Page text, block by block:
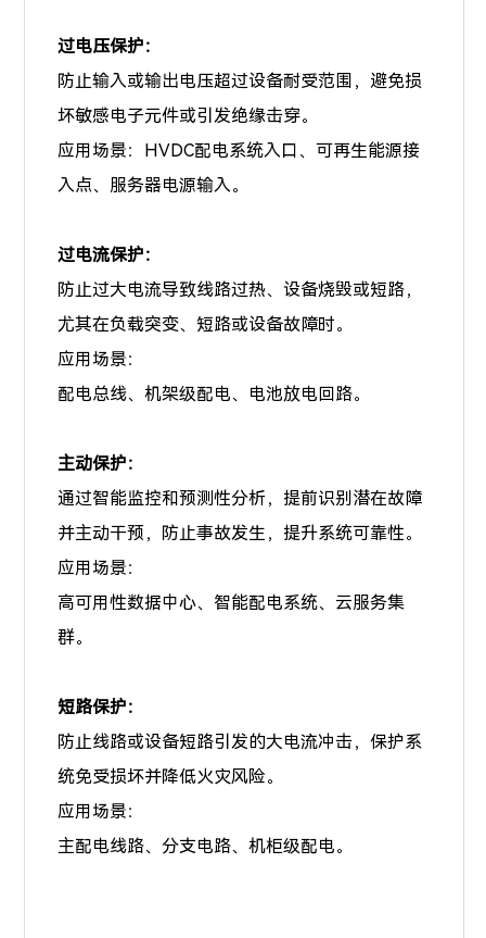
过电压保护：
防止输入或输出电压超过设备耐受范围，避免损
坏敏感电子元件或引发绝缘击穿。
应用场景：HVDC配电系统入口、可再生能源接
入点、服务器电源输入。
过电流保护：
防止过大电流导致线路过热、设备烧毁或短路，
尤其在负载突变、短路或设备故障时。
应用场景：
配电总线、机架级配电、电池放电回路。
主动保护：
通过智能监控和预测性分析，提前识别潜在故障
并主动干预，防止事故发生，提升系统可靠性。
应用场景：
高可用性数据中心、智能配电系统、云服务集
群。
短路保护：
防止线路或设备短路引发的大电流冲击，保护系
统免受损坏并降低火灾风险。
应用场景：
主配电线路、分支电路、机柜级配电。